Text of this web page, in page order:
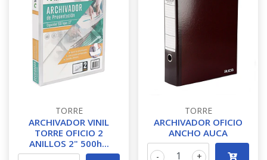
TORRE
ARCHIVADOR VINIL
TORRE OFICIO 2
ANILLOS 2" 500h...
TORRE
ARCHIVADOR OFICIO
ANCHO AUCA
+
-